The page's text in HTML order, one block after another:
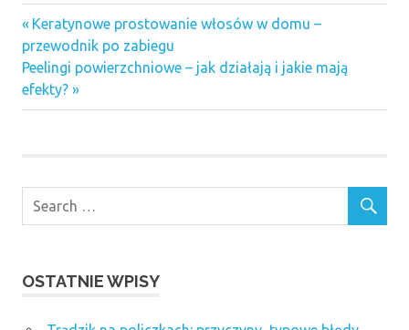
Nawigacja
wpisu
Previous
Post:
Keratynowe prostowanie włosów w domu –
przewodnik po zabiegu
Next
Post:
Peelingi powierzchniowe – jak działają i jakie mają
efekty?
OSTATNIE WPISY